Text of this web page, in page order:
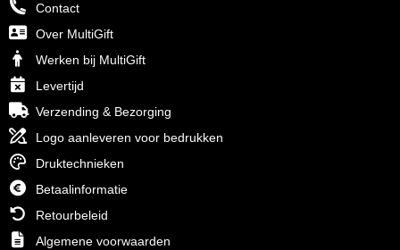
Contact
Over MultiGift
Werken bij MultiGift
Levertijd
Verzending & Bezorging
Logo aanleveren voor bedrukken
Druktechnieken
Betaalinformatie
Retourbeleid
Algemene voorwaarden